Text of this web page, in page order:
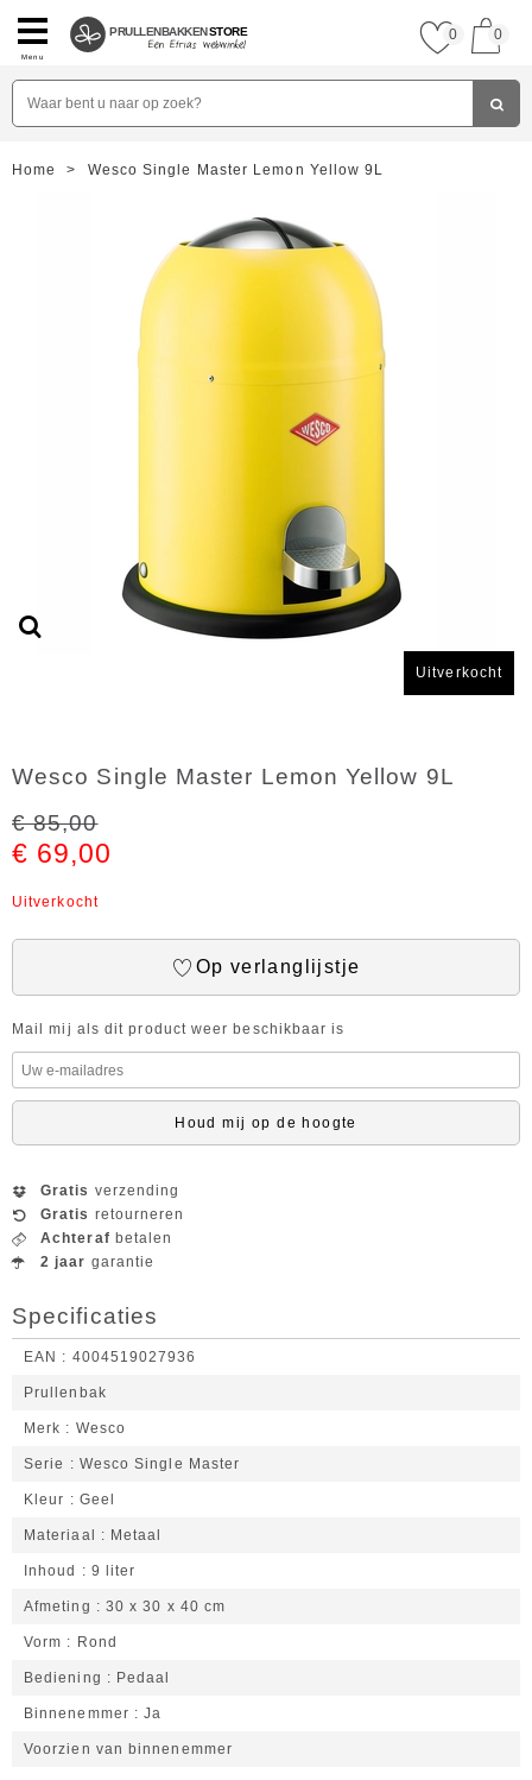
Menu
PRULLENBAKKENSTORE 0 0
Home > Wesco Single Master Lemon Yellow 9L
Uitverkocht
Wesco Single Master Lemon Yellow 9L
€ 85,00
€ 69,00
Uitverkocht
Op verlanglijstje
Mail mij als dit product weer beschikbaar is
Houd mij op de hoogte
Gratis verzending
Gratis retourneren
Achteraf betalen
2 jaar garantie
Specificaties
EAN 4004519027936
Prullenbak
Merk Wesco
Serie Wesco Single Master
Kleur Geel
Materiaal Metaal
Inhoud 9 liter
Afmeting 30 x 30 x 40 cm
Vorm Rond
Bediening Pedaal
Binnenemmer Ja
Voorzien van binnenemmer